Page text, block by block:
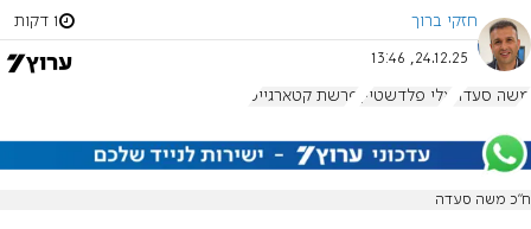
חזקי ברוך 1 דקות
24.12.25, 13:46
משה סעדה אלי פלדשטיין פרשת קטארגייט
ח"כ משה סעדה